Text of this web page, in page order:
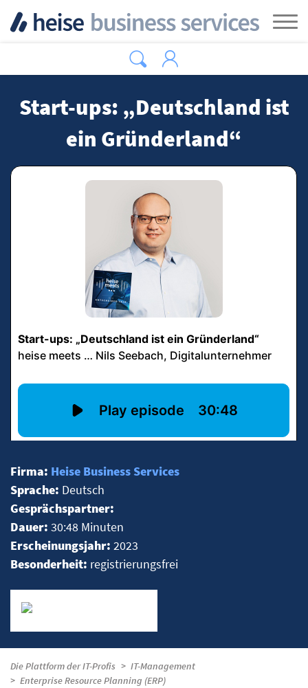
Start-ups: „Deutschland ist
ein Gründerland“
Firma: Heise Business Services
Sprache: Deutsch
Gesprächspartner:
Dauer: 30:48 Minuten
Erscheinungsjahr: 2023
Besonderheit: registrierungsfrei
Die Plattform der IT-Profis
IT-Management
Enterprise Resource Planning (ERP)